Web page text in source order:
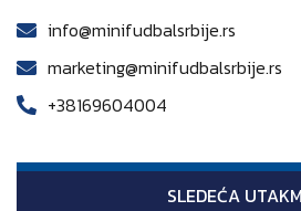
info@minifudbalsrbije.rs
marketing@minifudbalsrbije.rs
+38169604004
SLEDEĆA